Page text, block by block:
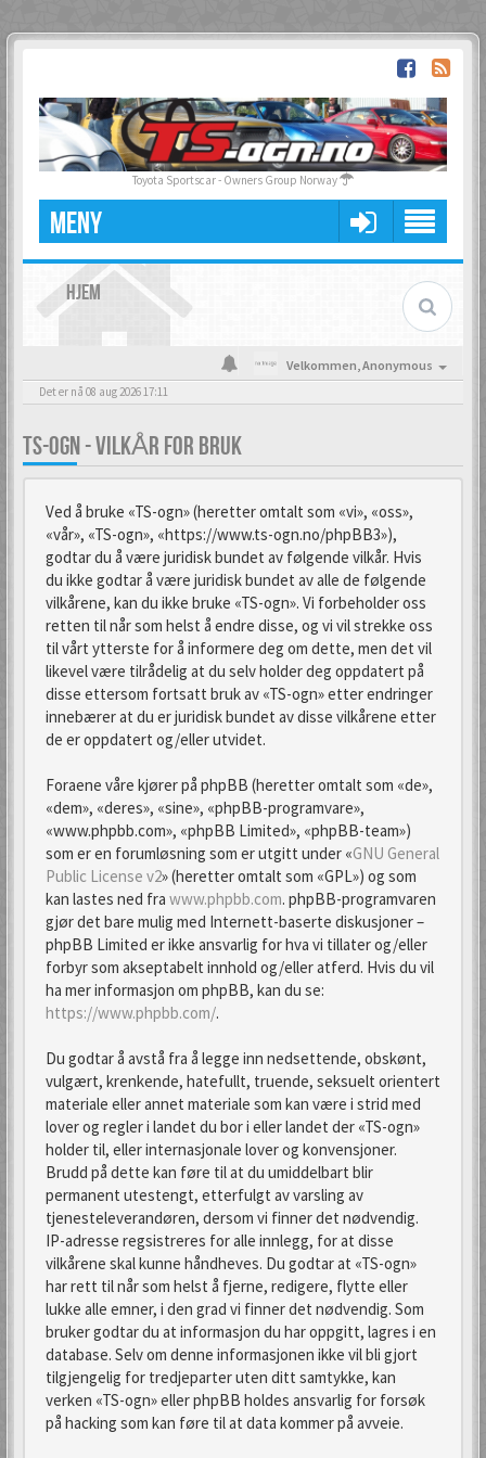
Toyota Sportscar - Owners Group Norway
MENY
HJEM
Velkommen,Anonymous
Det er nå 08 aug 2026 17:11
TS-OGN - VILKÅR FOR BRUK
Ved å bruke «TS-ogn» (heretter omtalt som «vi», «oss»,
«vår», «TS-ogn», «https://www.ts-ogn.no/phpBB3»),
godtar du å være juridisk bundet av følgende vilkår. Hvis
du ikke godtar å være juridisk bundet av alle de følgende
vilkårene, kan du ikke bruke «TS-ogn». Vi forbeholder oss
retten til når som helst å endre disse, og vi vil strekke oss
til vårt ytterste for å informere deg om dette, men det vil
likevel være tilrådelig at du selv holder deg oppdatert på
disse ettersom fortsatt bruk av «TS-ogn» etter endringer
innebærer at du er juridisk bundet av disse vilkårene etter
de er oppdatert og/eller utvidet.
Foraene våre kjører på phpBB (heretter omtalt som «de»,
«dem», «deres», «sine», «phpBB-programvare»,
«www.phpbb.com», «phpBB Limited», «phpBB-team»)
som er en forumløsning som er utgitt under «GNU General
Public License v2» (heretter omtalt som «GPL») og som
kan lastes ned fra www.phpbb.com. phpBB-programvaren
gjør det bare mulig med Internett-baserte diskusjoner –
phpBB Limited er ikke ansvarlig for hva vi tillater og/eller
forbyr som akseptabelt innhold og/eller atferd. Hvis du vil
ha mer informasjon om phpBB, kan du se:
https://www.phpbb.com/.
Du godtar å avstå fra å legge inn nedsettende, obskønt,
vulgært, krenkende, hatefullt, truende, seksuelt orientert
materiale eller annet materiale som kan være i strid med
lover og regler i landet du bor i eller landet der «TS-ogn»
holder til, eller internasjonale lover og konvensjoner.
Brudd på dette kan føre til at du umiddelbart blir
permanent utestengt, etterfulgt av varsling av
tjenesteleverandøren, dersom vi finner det nødvendig.
IP-adresse regsistreres for alle innlegg, for at disse
vilkårene skal kunne håndheves. Du godtar at «TS-ogn»
har rett til når som helst å fjerne, redigere, flytte eller
lukke alle emner, i den grad vi finner det nødvendig. Som
bruker godtar du at informasjon du har oppgitt, lagres i en
database. Selv om denne informasjonen ikke vil bli gjort
tilgjengelig for tredjeparter uten ditt samtykke, kan
verken «TS-ogn» eller phpBB holdes ansvarlig for forsøk
på hacking som kan føre til at data kommer på avveie.